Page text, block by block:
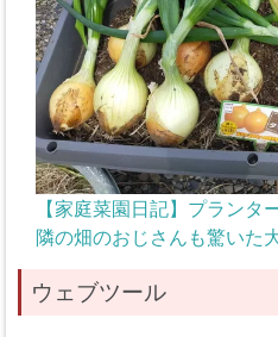
【家庭菜園日記】プランタ
隣の畑のおじさんも驚いた
ウェブツール